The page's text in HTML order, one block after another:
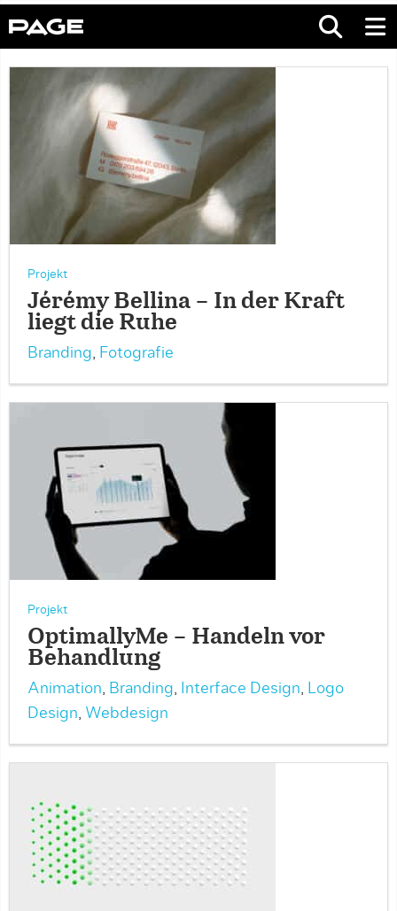
Projekt
Jérémy Bellina – In der Kraft
liegt die Ruhe
Branding, Fotografie
Projekt
OptimallyMe – Handeln vor
Behandlung
Animation, Branding, Interface Design, Logo
Design, Webdesign